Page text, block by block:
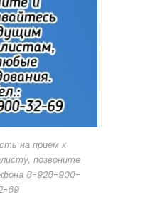
на прием к
позвоните
8-928-900-
69